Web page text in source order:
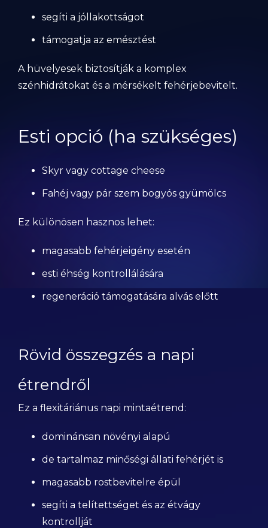
segíti a jóllakottságot
támogatja az emésztést
A hüvelyesek biztosítják a komplex
szénhidrátokat és a mérsékelt fehérjebevitelt.
Esti opció (ha szükséges)
Skyr vagy cottage cheese
Fahéj vagy pár szem bogyós gyümölcs
Ez különösen hasznos lehet:
magasabb fehérjeigény esetén
esti éhség kontrollálására
regeneráció támogatására alvás előtt
Rövid összegzés a napi
étrendről
Ez a flexitáriánus napi mintaétrend:
dominánsan növényi alapú
de tartalmaz minőségi állati fehérjét is
magasabb rostbevitelre épül
segíti a telítettséget és az étvágy
kontrollját